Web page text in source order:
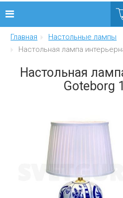
Люстры
Интерьерные
Распродажа
Мебель
Главная
Настольные лампы
Настольная лампа
Настольная
Goteborg